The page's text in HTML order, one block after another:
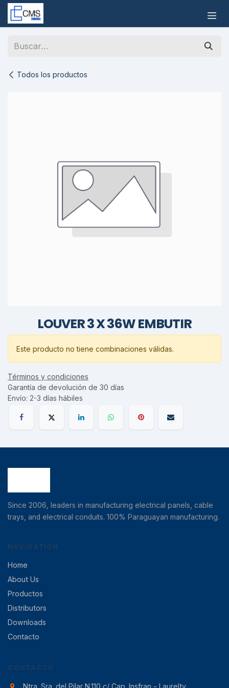
Ir al contenido
Todos los productos
LOUVER 3 X 36W EMBUTIR
Este producto no tiene combinaciones válidas.
Términos y condiciones
Garantía de devolución de 30 días
Envío: 2-3 días hábiles
Since 2006, leaders in manufacturing electrical panels, cable
trays, and electrical conduits. 100% Paraguayan manufacturing.
NAVIGATION
Home
About Us
Productos
Distributors
Downloads
Contacto
CONTACTO